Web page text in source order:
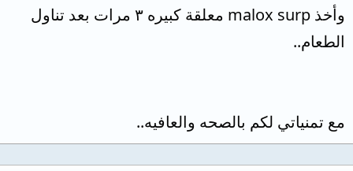
وأخذ malox surp معلقة كبيره ٣ مرات بعد تناول
الطعام..
مع تمنياتي لكم بالصحه والعافيه..